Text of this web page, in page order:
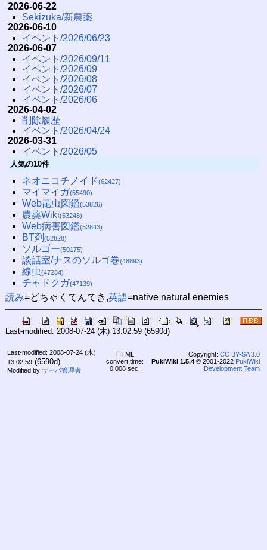
2026-06-22
Sekizuka/新農薬
2026-06-10
イベント/2026/06/23
2026-06-07
イベント/2026/09/11
イベント/2026/09
イベント/2026/08
イベント/2026/07
イベント/2026/06
2026-04-02
削除履歴
イベント/2026/04/24
2026-03-31
イベント/2026/05
人気の10件
ネオニコチノイド(62427)
マイマイガ(55490)
Web昆虫図鑑(53826)
農薬Wiki(53248)
Web病害図鑑(52843)
BT剤 (52828)
ソルゴー(50175)
談話室/ナスのソルゴ巻(48893)
線虫(47284)
チャドクガ(47139)
読み=どちゃくてんてき,英語=native natural enemies
Last-modified: 2008-07-24 (木) 13:02:59(6590d)
Last-modified: 2008-07-24 (木)
13:02:59(6590d)
Modified by サーバ管理者
HTML
convert time:
0.008 sec.
Copyright: CC BY-SA 3.0
PukiWiki 1.5.4© 2001-2022 PukiWiki
Development Team